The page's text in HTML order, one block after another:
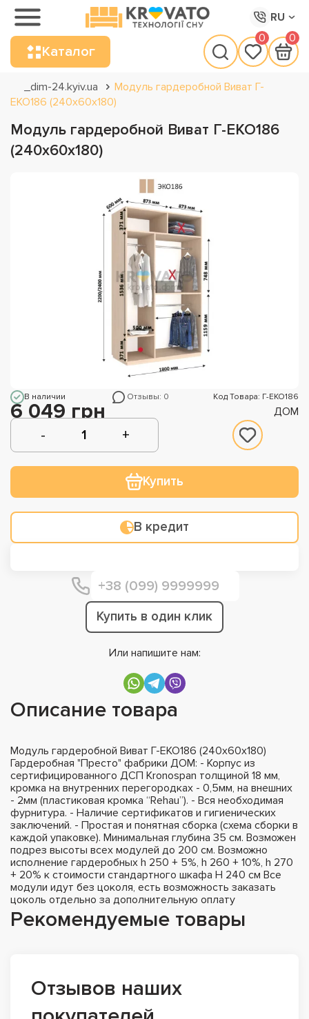
RU
Каталог
0 0
_dim-24.kyiv.ua
Модуль гардеробной Виват Г-
ЕКО186 (240х60х180)
Модуль гардеробной Виват Г-ЕКО186
(240х60х180)
В наличии Отзывы: 0 Код Товара: Г-ЕКО186
6 049 грн ДОМ
Купить
В кредит
Купить в один клик
Или напишите нам:
Описание товара
Модуль гардеробной Виват Г-ЕКО186 (240х60х180)
Гардеробная "Престо" фабрики ДОМ: - Корпус из
сертифицированного ДСП Kronospan толщиной 18 мм,
кромка на внутренних перегородках - 0,5мм, на внешних
- 2мм (пластиковая кромка “Rehau”). - Вся необходимая
фурнитура. - Наличие сертификатов и гигиенических
заключений. - Простая и понятная сборка (схема сборки в
каждой упаковке). Минимальная глубина 35 см. Возможен
подрез высоты всех модулей до 200 см. Возможно
исполнение гардеробных h 250 + 5%, h 260 + 10%, h 270
+ 20% к стоимости стандартного шкафа H 240 см Все
модули идут без цоколя, есть возможность заказать
цоколь отдельно за дополнительную оплату
Рекомендуемые товары
Отзывов наших